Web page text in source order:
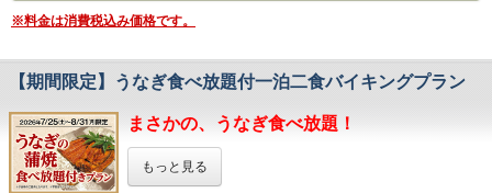
ソフトドリンクはもちろん、
焼酎、地酒（日本酒）などの
アルコール類もすべて飲み放題で
お楽しみいただけます。
■無料の館内アクティビティ
ご滞在をさらに楽しく！
人気の「カラオケ」や「卓球」が、料金なしで
ご利用いただけます！
※料金は消費税込み価格です。
【期間限定】うなぎ食べ放題付一泊二食バイキングプラン
まさかの、うなぎ食べ放題！
もっと見る